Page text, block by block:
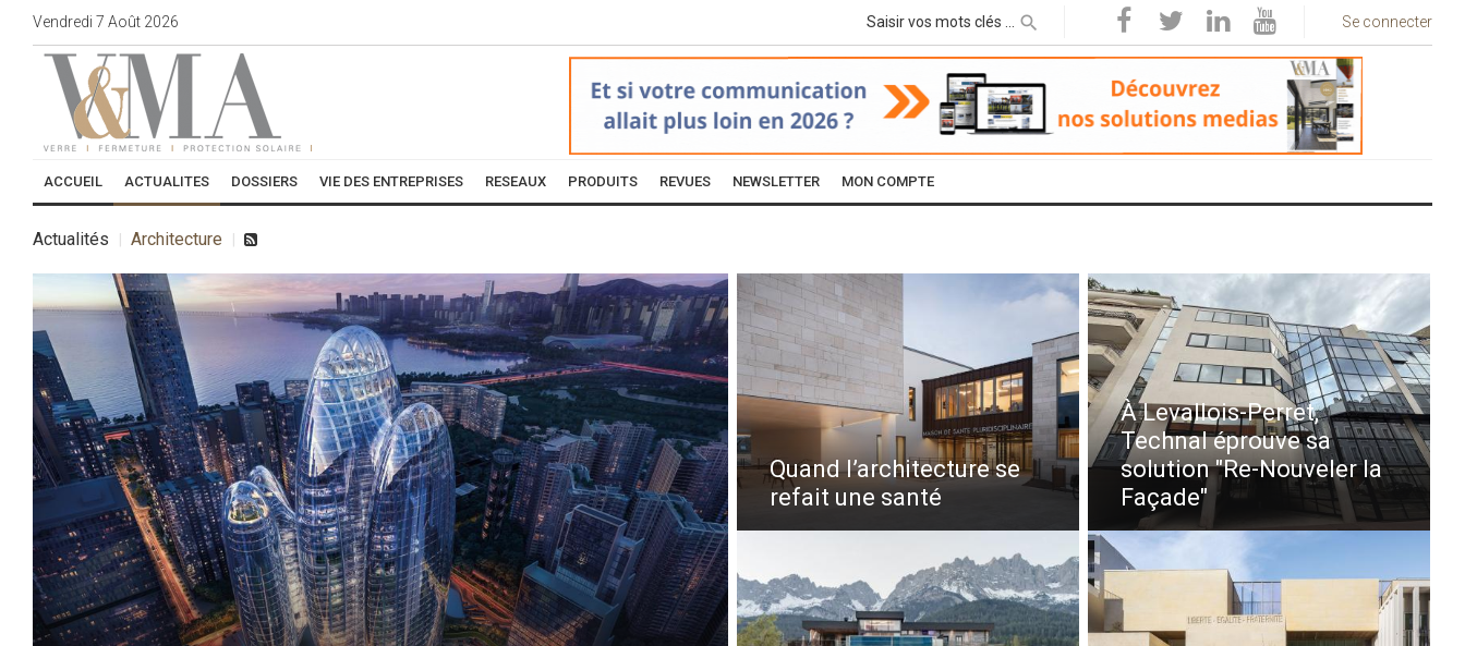
Vendredi 7 Août 2026 Se connecter
ACCUEIL ACTUALITES DOSSIERS VIE DES ENTREPRISES RESEAUX PRODUITS REVUES NEWSLETTER MON COMPTE
Actualités Architecture
Quand l’architecture se
refait une santé
À Levallois-Perret,
Technal éprouve sa
solution "Re-Nouveler la
Façade"